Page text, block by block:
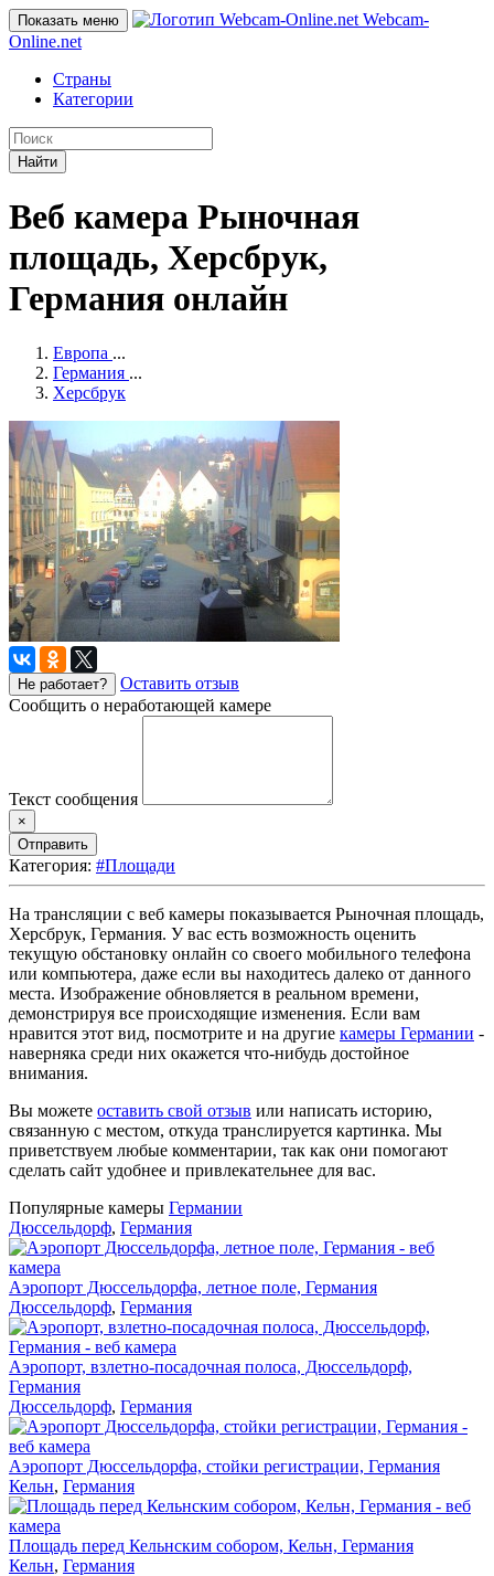
Показать меню
Webcam-
Online.net
Страны
Категории
Найти
Веб камера Рыночная
площадь, Херсбрук,
Германия онлайн
Европа ...
Германия ...
Херсбрук
Не работает?
Оставить отзыв
Сообщить о неработающей камере
Текст сообщения
×
Отправить
Категория: #Площади
На трансляции с веб камеры показывается Рыночная площадь,
Херсбрук, Германия. У вас есть возможность оценить
текущую обстановку онлайн со своего мобильного телефона
или компьютера, даже если вы находитесь далеко от данного
места. Изображение обновляется в реальном времени,
демонстрируя все происходящие изменения. Если вам
нравится этот вид, посмотрите и на другие камеры Германии -
наверняка среди них окажется что-нибудь достойное
внимания.
Вы можете оставить свой отзыв или написать историю,
связанную с местом, откуда транслируется картинка. Мы
приветствуем любые комментарии, так как они помогают
сделать сайт удобнее и привлекательнее для вас.
Популярные камеры Германии
Дюссельдорф, Германия
Аэропорт Дюссельдорфа, летное поле, Германия
Дюссельдорф, Германия
Аэропорт, взлетно-посадочная полоса, Дюссельдорф,
Германия
Дюссельдорф, Германия
Аэропорт Дюссельдорфа, стойки регистрации, Германия
Кельн, Германия
Площадь перед Кельнским собором, Кельн, Германия
Кельн, Германия